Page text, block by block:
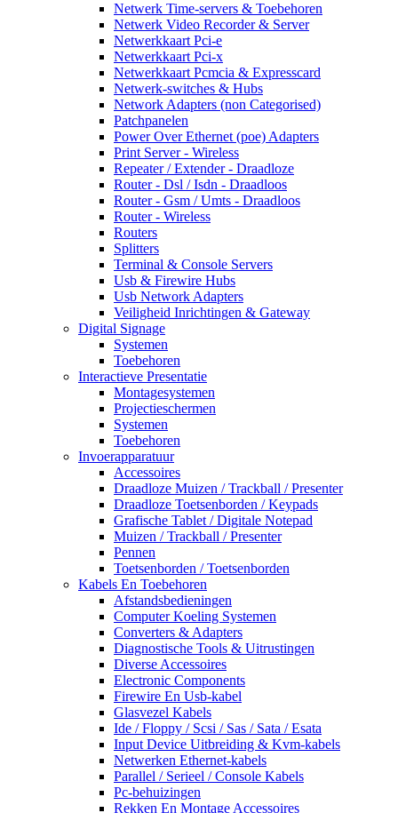
Netwerk Time-servers & Toebehoren
Netwerk Video Recorder & Server
Netwerkkaart Pci-e
Netwerkkaart Pci-x
Netwerkkaart Pcmcia & Expresscard
Netwerk-switches & Hubs
Network Adapters (non Categorised)
Patchpanelen
Power Over Ethernet (poe) Adapters
Print Server - Wireless
Repeater / Extender - Draadloze
Router - Dsl / Isdn - Draadloos
Router - Gsm / Umts - Draadloos
Router - Wireless
Routers
Splitters
Terminal & Console Servers
Usb & Firewire Hubs
Usb Network Adapters
Veiligheid Inrichtingen & Gateway
Digital Signage
Systemen
Toebehoren
Interactieve Presentatie
Montagesystemen
Projectieschermen
Systemen
Toebehoren
Invoerapparatuur
Accessoires
Draadloze Muizen / Trackball / Presenter
Draadloze Toetsenborden / Keypads
Grafische Tablet / Digitale Notepad
Muizen / Trackball / Presenter
Pennen
Toetsenborden / Toetsenborden
Kabels En Toebehoren
Afstandsbedieningen
Computer Koeling Systemen
Converters & Adapters
Diagnostische Tools & Uitrustingen
Diverse Accessoires
Electronic Components
Firewire En Usb-kabel
Glasvezel Kabels
Ide / Floppy / Scsi / Sas / Sata / Esata
Input Device Uitbreiding & Kvm-kabels
Netwerken Ethernet-kabels
Parallel / Serieel / Console Kabels
Pc-behuizingen
Rekken En Montage Accessoires